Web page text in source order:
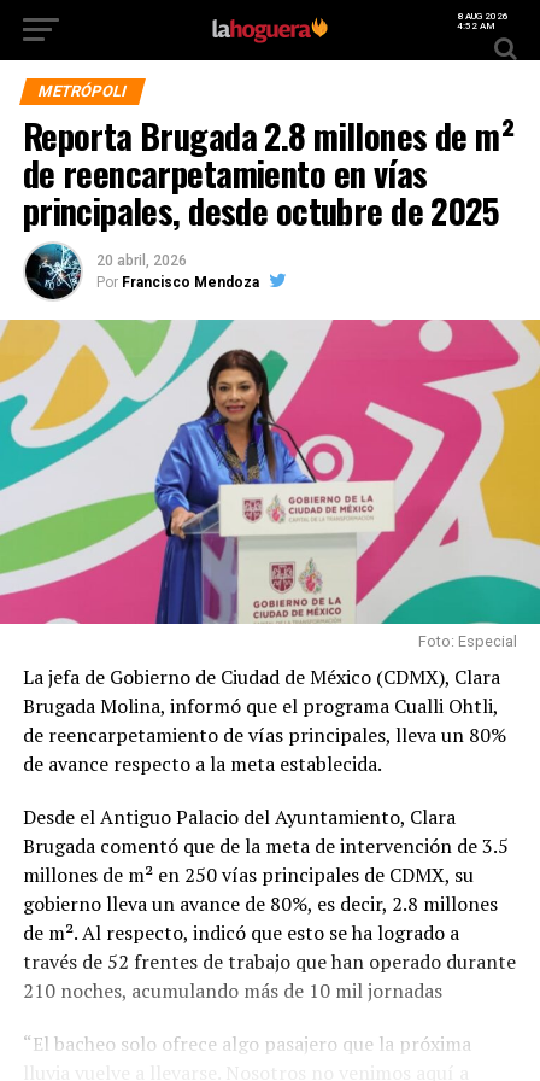
8 AUG 2026
4:52 AM
METRÓPOLI
Reporta Brugada 2.8 millones de m²
de reencarpetamiento en vías
principales, desde octubre de 2025
20 abril, 2026
Por Francisco Mendoza
Foto: Especial
La jefa de Gobierno de Ciudad de México (CDMX), Clara
Brugada Molina, informó que el programa Cualli Ohtli,
de reencarpetamiento de vías principales, lleva un 80%
de avance respecto a la meta establecida.
Desde el Antiguo Palacio del Ayuntamiento, Clara
Brugada comentó que de la meta de intervención de 3.5
millones de m² en 250 vías principales de CDMX, su
gobierno lleva un avance de 80%, es decir, 2.8 millones
de m². Al respecto, indicó que esto se ha logrado a
través de 52 frentes de trabajo que han operado durante
210 noches, acumulando más de 10 mil jornadas
“El bacheo solo ofrece algo pasajero que la próxima